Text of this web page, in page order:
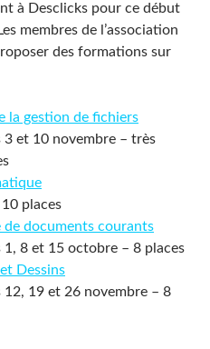
à Desclicks pour ce début
membres de l’association
des formations sur
la gestion de fichiers
3 et 10 novembre – très
places
de documents courants
8 et 15 octobre – 8 places
Dessins
19 et 26 novembre – 8